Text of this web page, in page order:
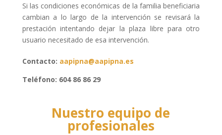
Si las condiciones económicas de la familia beneficiaria
cambian a lo largo de la intervención se revisará la
prestación intentando dejar la plaza libre para otro
usuario necesitado de esa intervención.
Contacto: aapipna@aapipna.es
Teléfono: 604 86 86 29
Nuestro equipo de
profesionales